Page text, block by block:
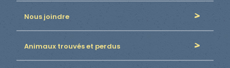
Nous joindre
Animaux trouvés et perdus